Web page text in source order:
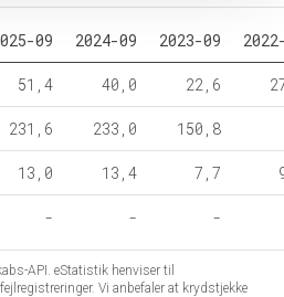
09 2024-09 2023-09
51,4 40,0 22,6
231,6 233,0 150,8
13,0 13,4 7,7
- - -
API. eStatistik henviser til
Vi anbefaler at krydstjekke